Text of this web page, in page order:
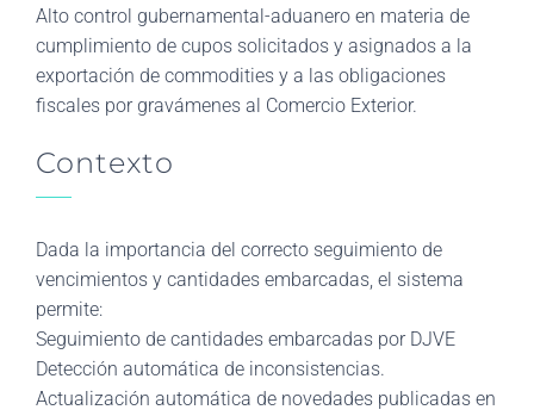
Alto control gubernamental-aduanero en materia de
cumplimiento de cupos solicitados y asignados a la
exportación de commodities y a las obligaciones
fiscales por gravámenes al Comercio Exterior.
Contexto
Dada la importancia del correcto seguimiento de
vencimientos y cantidades embarcadas, el sistema
permite:
Seguimiento de cantidades embarcadas por DJVE
Detección automática de inconsistencias.
Actualización automática de novedades publicadas en